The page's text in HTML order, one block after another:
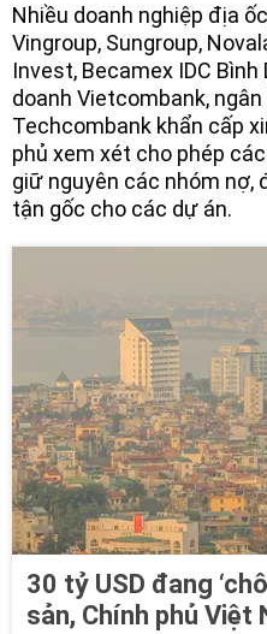
Nhiều doanh nghiệp địa
Vingroup, Sungroup,
Invest, Becamex IDC
doanh Vietcombank,
Techcombank khẩn cấp
phủ xem xét cho phép
giữ nguyên các nhóm nợ,
tận gốc cho các dự án.
30 tỷ USD đang
sản, Chính phủ Việt